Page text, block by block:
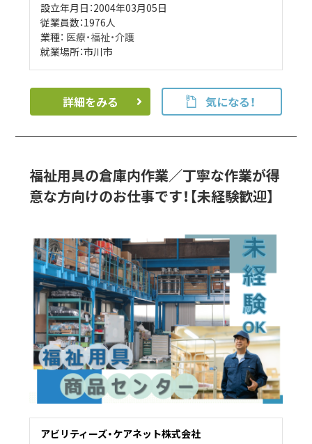
設立年月日：2004年03月05日
従業員数：1976人
業種： 医療・福祉・介護
就業場所：市川市
詳細をみる 気になる！
福祉用具の倉庫内作業／丁寧な作業が得
意な方向けのお仕事です！【未経験歓迎】
アビリティーズ・ケアネット株式会社